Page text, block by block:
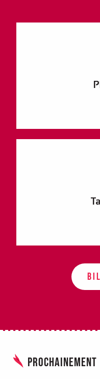
Prochainement